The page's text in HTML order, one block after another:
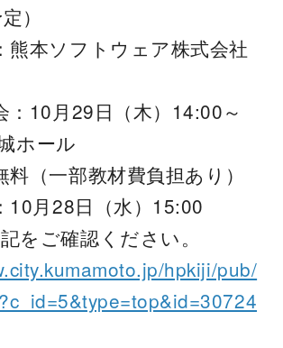
）
熊本ソフトウェア株式会社
：10月29日（木）14:00～
ホール
（一部教材費負担あり）
10月28日（水）15:00
をご確認ください。
hpkiji/pub/